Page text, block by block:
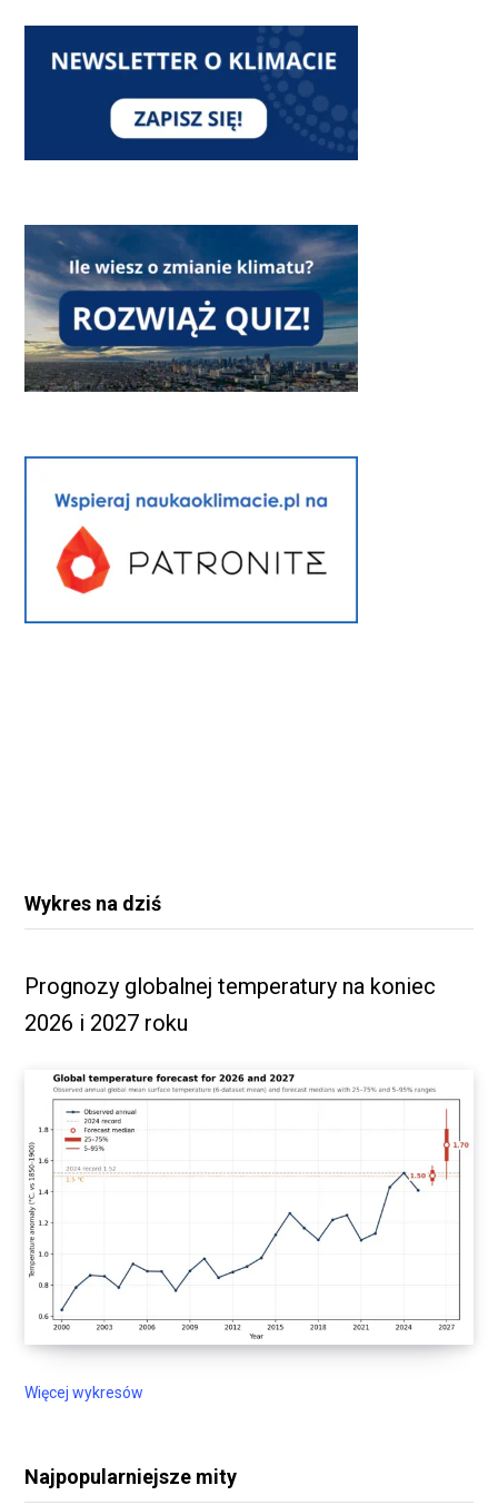
Wykres na dziś
Prognozy globalnej temperatury na koniec
2026 i 2027 roku
Więcej wykresów
Najpopularniejsze mity